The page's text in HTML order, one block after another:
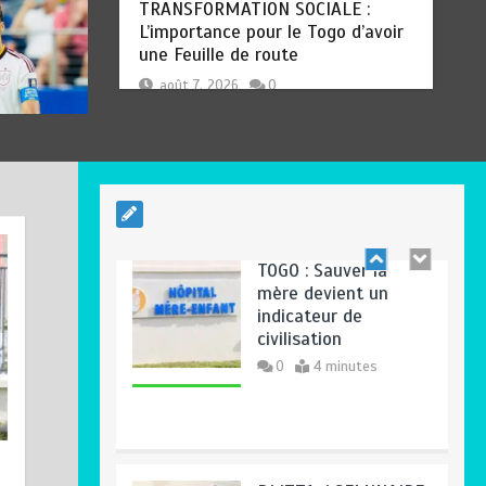
TOGO : Sauver la mère devient un
indicateur de civilisation
août 7, 2026 0
TOGO : Sauver la
mère devient un
0 4 minutes
BLITTA / SEMINAIRE
NATIONAL DES
GOUVERNEURS ET
PREFETS: … Vers
l’optimisation du